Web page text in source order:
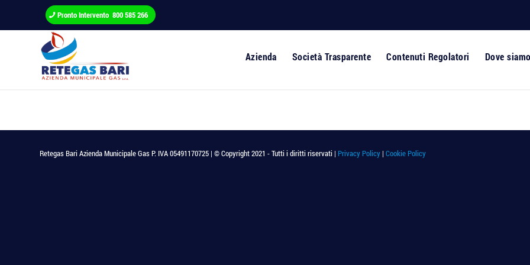
Pronto Intervento 800 585 266
Azienda Società Trasparente Contenuti Regolatori Dove
Retegas Bari Azienda Municipale Gas P. IVA 05491170725 | © Copyright 2021 - Tutti i diritti riservati | Privacy Policy | Cookie Policy